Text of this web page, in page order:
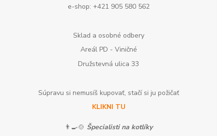
e-shop: +421 905 580 562
Sklad a osobné odbery
Areál PD - Viničné
Družstevná ulica 33
Súpravu si nemusíš kupovať, stačí si ju požičať
KLIKNI TU
👨‍🍳🍲 Špecialisti na kotlíky